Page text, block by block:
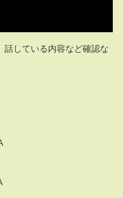
話している内容など確認な